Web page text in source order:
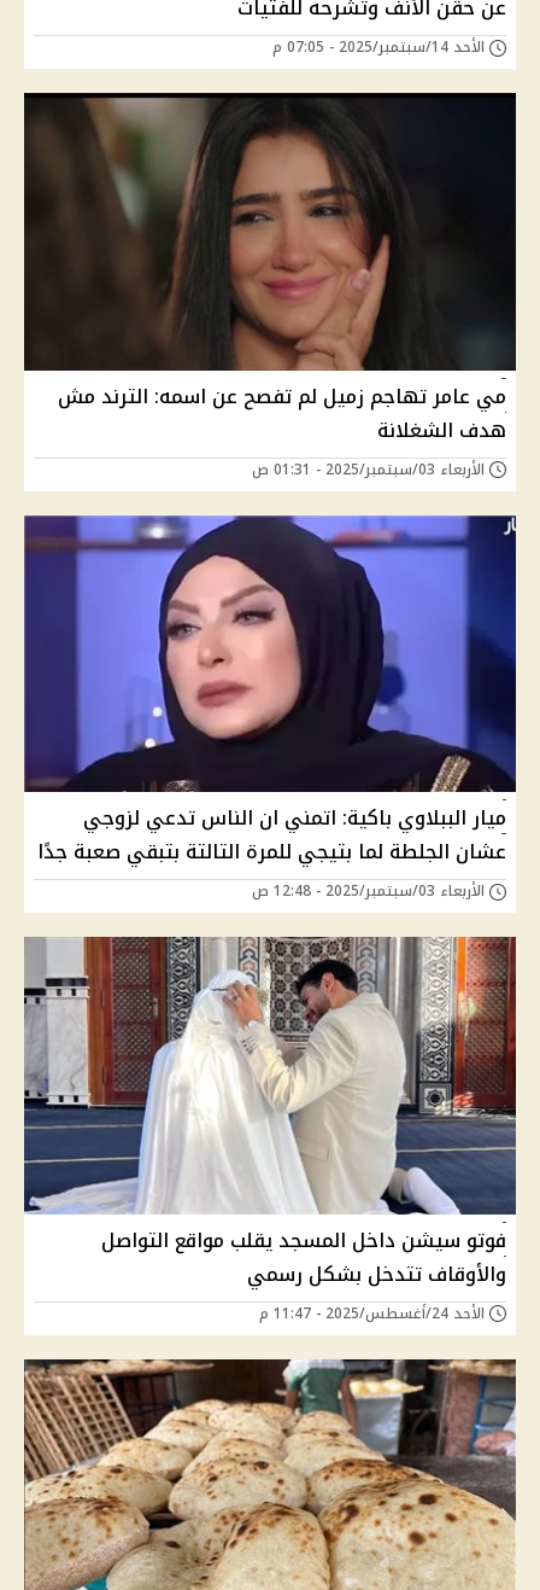
عن حقن الأنف وتشرحه للفتيات
الأحد 14/سبتمبر/2025 - 07:05 م
مي عامر تهاجم زميل لم تفصح عن اسمه: الترند مش
هدف الشغلانة
الأربعاء 03/سبتمبر/2025 - 01:31 ص
ميار الببلاوي باكية: اتمني ان الناس تدعي لزوجي
عشان الجلطة لما بتيجي للمرة التالتة بتبقي صعبة جدًا
الأربعاء 03/سبتمبر/2025 - 12:48 ص
فوتو سيشن داخل المسجد يقلب مواقع التواصل
والأوقاف تتدخل بشكل رسمي
الأحد 24/أغسطس/2025 - 11:47 م